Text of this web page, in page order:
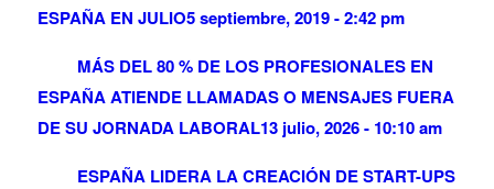
ESPAÑA EN JULIO5 septiembre, 2019 - 2:42 pm
MÁS DEL 80 % DE LOS PROFESIONALES EN
ESPAÑA ATIENDE LLAMADAS O MENSAJES FUERA
DE SU JORNADA LABORAL13 julio, 2026 - 10:10 am
ESPAÑA LIDERA LA CREACIÓN DE START-UPS